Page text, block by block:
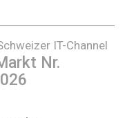
IT-Channel
Nr.